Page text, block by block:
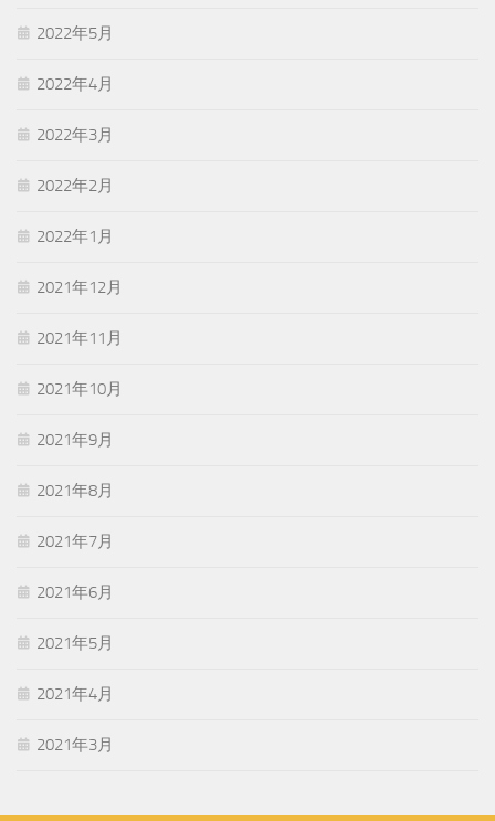
2022年5月
2022年4月
2022年3月
2022年2月
2022年1月
2021年12月
2021年11月
2021年10月
2021年9月
2021年8月
2021年7月
2021年6月
2021年5月
2021年4月
2021年3月